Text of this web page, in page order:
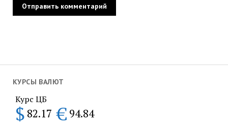
КУРСЫ ВАЛЮТ
Курс ЦБ
$ 82.17 € 94.84